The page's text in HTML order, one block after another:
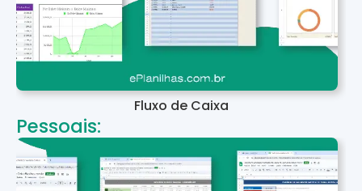
Fluxo de Caixa
Pessoais: